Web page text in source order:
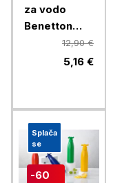
za vodo
Benetton
Rainbow 750
ml, rumena
12,90 €
5,16 €
Splača
se
-60